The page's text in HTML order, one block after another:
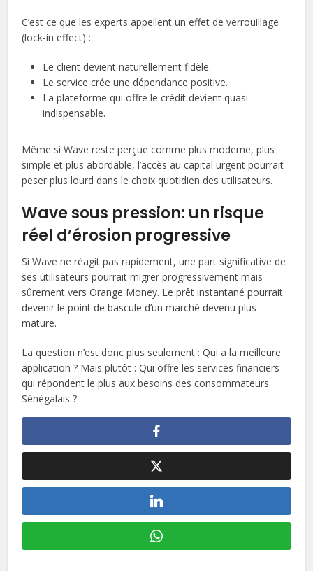
C’est ce que les experts appellent un effet de verrouillage
(lock-in effect) :
Le client devient naturellement fidèle.
Le service crée une dépendance positive.
La plateforme qui offre le crédit devient quasi
indispensable.
Même si Wave reste perçue comme plus moderne, plus
simple et plus abordable, l’accès au capital urgent pourrait
peser plus lourd dans le choix quotidien des utilisateurs.
Wave sous pression: un risque
réel d’érosion progressive
Si Wave ne réagit pas rapidement, une part significative de
ses utilisateurs pourrait migrer progressivement mais
sûrement vers Orange Money. Le prêt instantané pourrait
devenir le point de bascule d’un marché devenu plus
mature.
La question n’est donc plus seulement : Qui a la meilleure
application ? Mais plutôt : Qui offre les services financiers
qui répondent le plus aux besoins des consommateurs
Sénégalais ?